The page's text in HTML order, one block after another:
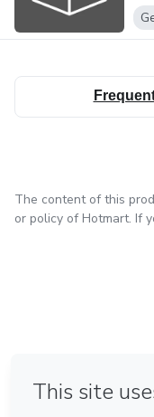
The content of this
or policy of Hotmart. If
Made with❤ in